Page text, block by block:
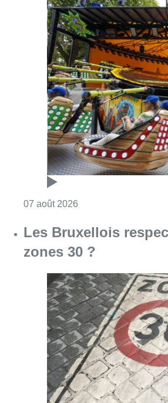
07 août 2026
Les Bruxellois
zones 30 ?